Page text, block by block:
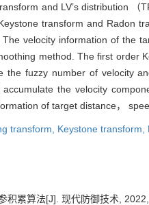
and LV’s distribution （
transform and Radon
velocity information of the
method. The first order
fuzzy number of velocity
the velocity
of target distance，
transform, Keystone transform,
积累算法[J]. 现代防御技术,